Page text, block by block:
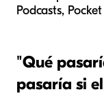
Podcasts,
"Qué
pasaría si